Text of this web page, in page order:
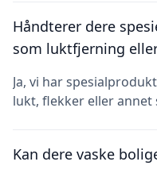
Håndterer dere
som luktfjerning
Ja, vi har
lukt, flekker eller
Kan dere vaske